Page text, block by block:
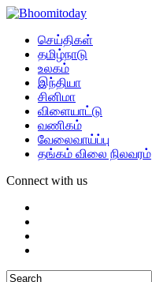
செய்திகள்
தமிழ்நாடு
உலகம்
இந்தியா
சினிமா
விளையாட்டு
வணிகம்
வேலைவாய்ப்பு
தங்கம் விலை நிலவரம்
Connect with us